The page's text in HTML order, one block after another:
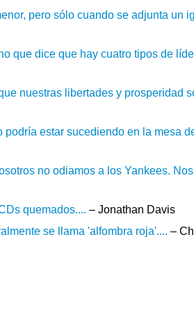
pero sólo cuando se adjunta un
que dice que hay cuatro tipos de
nuestras libertades y prosperidad
estar sucediendo en la mesa
no odiamos a los Yankees.
quemados.... – Jonathan Davis
se llama 'alfombra roja'.... –